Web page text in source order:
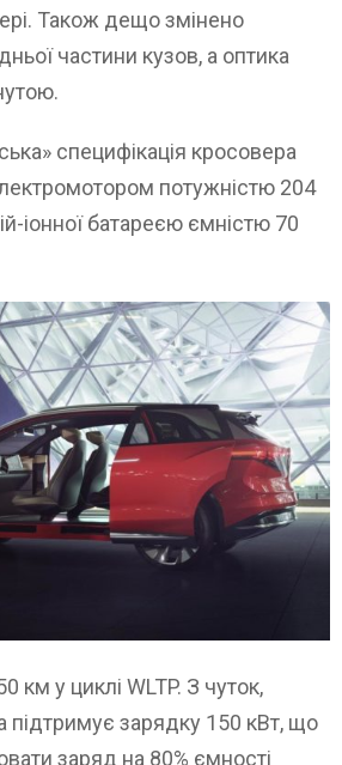
Також дещо змінено
частини кузов, а оптика
специфікація кросовера
потужністю 204
іонної батареєю ємністю 70
км у циклі WLTP. З чуток,
підтримує зарядку 150 кВт, що
заряд на 80% ємності